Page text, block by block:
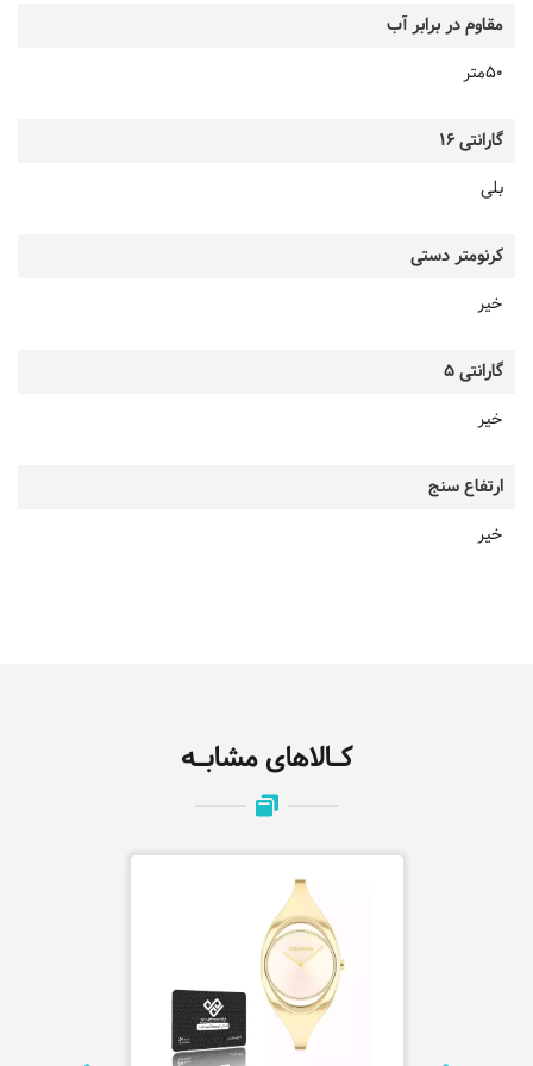
مقاوم در برابر آب
50متر
گارانتی 16
بلی
کرنومتر دستی
خیر
گارانتی 5
خیر
ارتفاع سنج
خیر
کـالاهای مشابـه